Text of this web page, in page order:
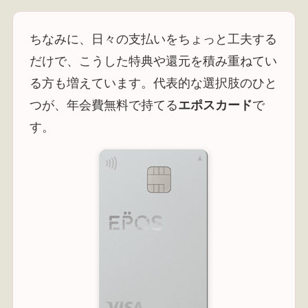
ちなみに、日々の支払いをちょっと工夫する
だけで、こうした特典や還元を積み重ねてい
る方も増えています。代表的な選択肢のひと
つが、年会費無料で持てるエポスカードで
す。